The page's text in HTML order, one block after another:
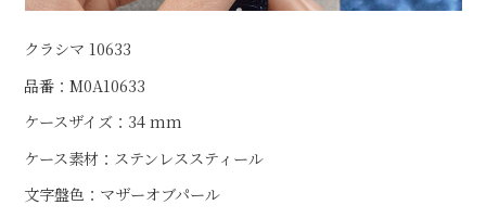
クラシマ 10633
品番：M0A10633
ケースザイズ：34 mm
ケース素材：ステンレススティール
文字盤色：マザーオブパール